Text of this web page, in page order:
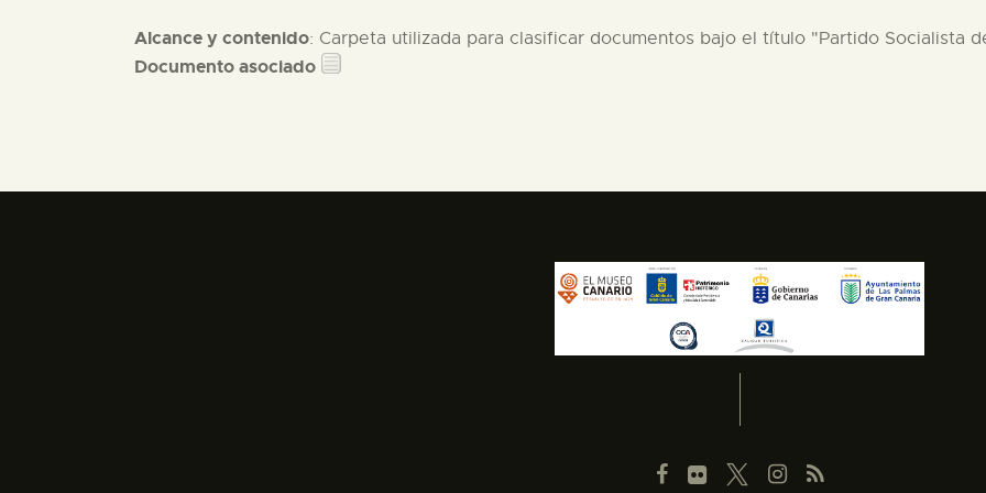
Alcance y contenido: Carpeta utilizada para clasificar documentos bajo el título "Partido Socialista
Documento asociado